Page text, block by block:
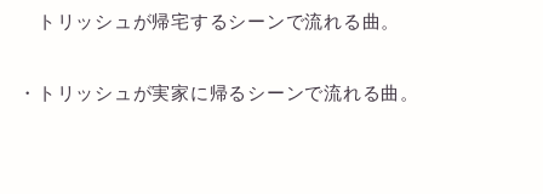
トリッシュが帰宅するシーンで流れる曲。
・トリッシュが実家に帰るシーンで流れる曲。